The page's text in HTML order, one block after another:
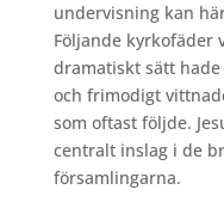
undervisning kan
Följande kyrkofäder
dramatiskt sätt hade
och frimodigt
som oftast följde.
centralt inslag i de
församlingarna.